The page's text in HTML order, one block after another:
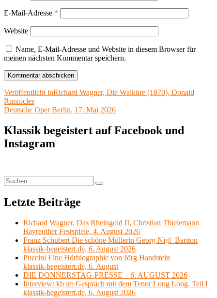
E-Mail-Adresse *
Website
Name, E-Mail-Adresse und Website in diesem Browser für
meinen nächsten Kommentar speichern.
Beitragsnavigation
Veröffentlicht inRichard Wagner, Die Walküre (1870), Donald
Runnicles
Deutsche Oper Berlin, 17. Mai 2026
Klassik begeistert auf Facebook und
Instagram
Suchen
nach:
Suchen
Letzte Beiträge
Richard Wagner, Das Rheingold II, Christian Thielemann
Bayreuther Festspiele, 4. August 2026
Franz Schubert Die schöne Müllerin Georg Nigl Bariton
klassik-begeistert.de, 6. August 2026
Puccini Eine Hörbiographie von Jörg Handstein
klassik-begeistert.de, 6. August
DIE DONNERSTAG-PRESSE – 6. AUGUST 2026
Interview: kb im Gespräch mit dem Tenor Long Long, Teil I
klassik-begeistert.de, 6. August 2026